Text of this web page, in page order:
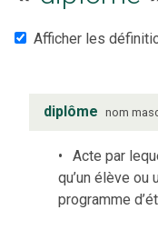
Afficher les
diplôme nom
Acte par
qu’un élève ou
programme